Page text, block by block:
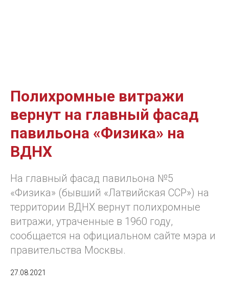
Полихромные витражи
вернут на главный фасад
павильона «Физика» на
ВДНХ
На главный фасад павильона №5
«Физика» (бывший «Латвийская ССР») на
территории ВДНХ вернут полихромные
витражи, утраченные в 1960 году,
сообщается на официальном сайте мэра и
правительства Москвы.
27.08.2021